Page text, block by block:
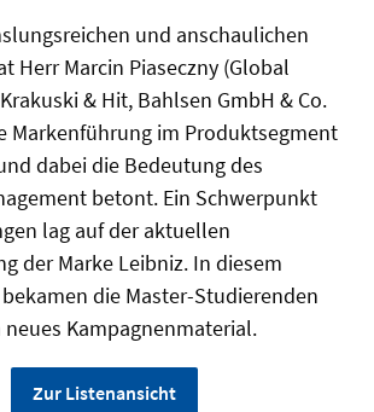
und anschaulichen
Herr Marcin Piaseczny (Global
& Hit, Bahlsen GmbH & Co.
Markenführung im Produktsegment
dabei die Bedeutung des
betont. Ein Schwerpunkt
lag auf der aktuellen
der Marke Leibniz. In diesem
die Master-Studierenden
Kampagnenmaterial.
Zur Listenansicht